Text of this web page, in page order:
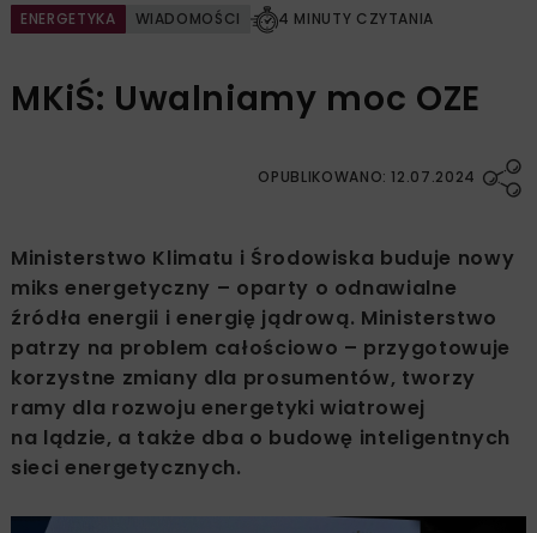
ENERGETYKA WIADOMOŚCI 4 MINUTY CZYTANIA
MKiŚ: Uwalniamy moc OZE
OPUBLIKOWANO: 12.07.2024
Ministerstwo Klimatu i Środowiska buduje nowy
miks energetyczny – oparty o odnawialne
źródła energii i energię jądrową. Ministerstwo
patrzy na problem całościowo – przygotowuje
korzystne zmiany dla prosumentów, tworzy
ramy dla rozwoju energetyki wiatrowej
na lądzie, a także dba o budowę inteligentnych
sieci energetycznych.